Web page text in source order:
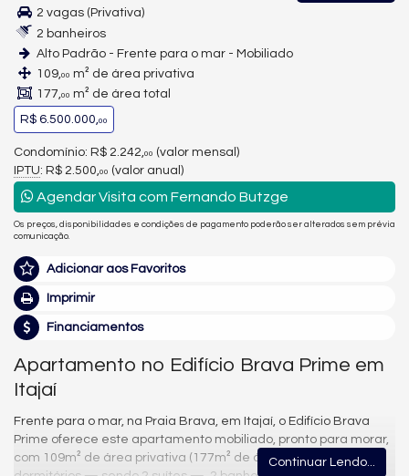
2 vagas (Privativa)
2 banheiros
Alto Padrão - Frente para o mar - Mobiliado
109,00 m² de área privativa
177,00 m² de área total
R$ 6.500.000,00
Condomínio: R$ 2.242, 00 (valor mensal)
IPTU: R$ 2.500, 00 (valor anual)
Agendar Visita com Fernando Butzge
Os preços, disponibilidades e condições de pagamento poderão ser alterados sem prévia
comunicação.
Adicionar aos Favoritos
Imprimir
Financiamentos
Apartamento no Edifício Brava Prime em
Itajaí
Frente para o mar, na Praia Brava, em Itajaí, o Edifício Brava
Prime oferece este apartamento mobiliado, pronto para morar,
com 109m² de área privativa (177m² de área total), 3
Continuar Lendo...